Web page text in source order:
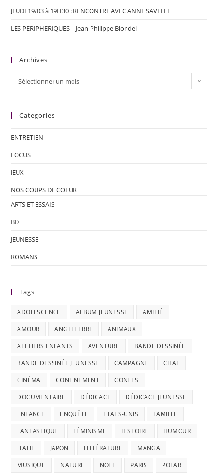
JEUDI 19/03 à 19H30 : RENCONTRE AVEC ANNE SAVELLI
LES PERIPHERIQUES – Jean-Philippe Blondel
Archives
Sélectionner un mois
Categories
ENTRETIEN
FOCUS
JEUX
NOS COUPS DE COEUR
ARTS ET ESSAIS
BD
JEUNESSE
ROMANS
Tags
ADOLESCENCE ALBUM JEUNESSE AMITIÉ
AMOUR ANGLETERRE ANIMAUX
ATELIERS ENFANTS AVENTURE BANDE DESSINÉE
BANDE DESSINÉE JEUNESSE CAMPAGNE CHAT
CINÉMA CONFINEMENT CONTES
DOCUMENTAIRE DÉDICACE DÉDICACE JEUNESSE
ENFANCE ENQUÊTE ETATS-UNIS FAMILLE
FANTASTIQUE FÉMINISME HISTOIRE HUMOUR
ITALIE JAPON LITTÉRATURE MANGA
MUSIQUE NATURE NOËL PARIS POLAR